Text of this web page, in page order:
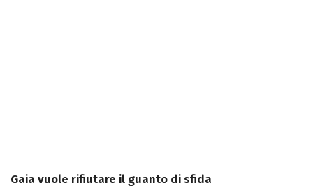
Gaia vuole rifiutare il guanto di sfida